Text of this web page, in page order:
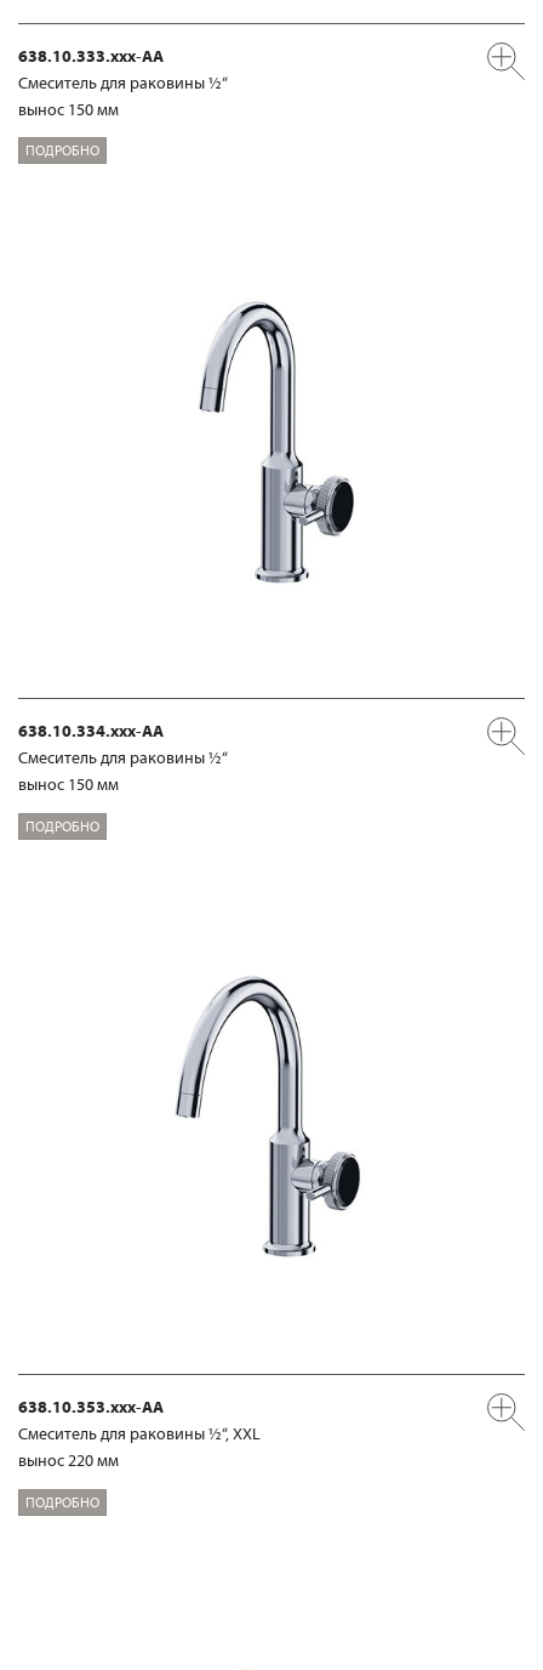
638.10.333.xxx-AA
Смеситель для раковины ½“
вынос 150 мм
ПОДРОБНО
638.10.334.xxx-AA
Смеситель для раковины ½“
вынос 150 мм
ПОДРОБНО
638.10.353.xxx-AA
Смеситель для раковины ½“, XXL
вынос 220 мм
ПОДРОБНО